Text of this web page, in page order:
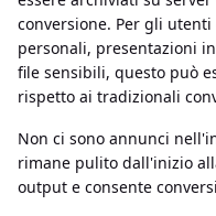
conversione. Per gli
personali, presentazioni
file sensibili, questo può
rispetto ai tradizionali
Non ci sono annunci
rimane pulito dall'inizio
output e consente